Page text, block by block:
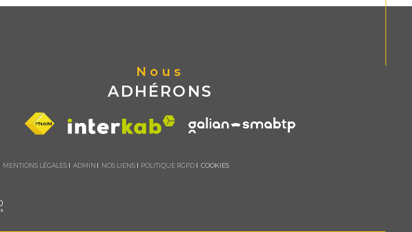
Nous
ADHÉRONS
MENTIONS LÉGALES ADMIN NOS LIENS POLITIQUE RGPD COOKIES